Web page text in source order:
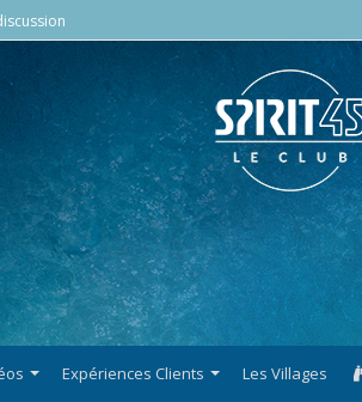
Expériences Clients Les Villages